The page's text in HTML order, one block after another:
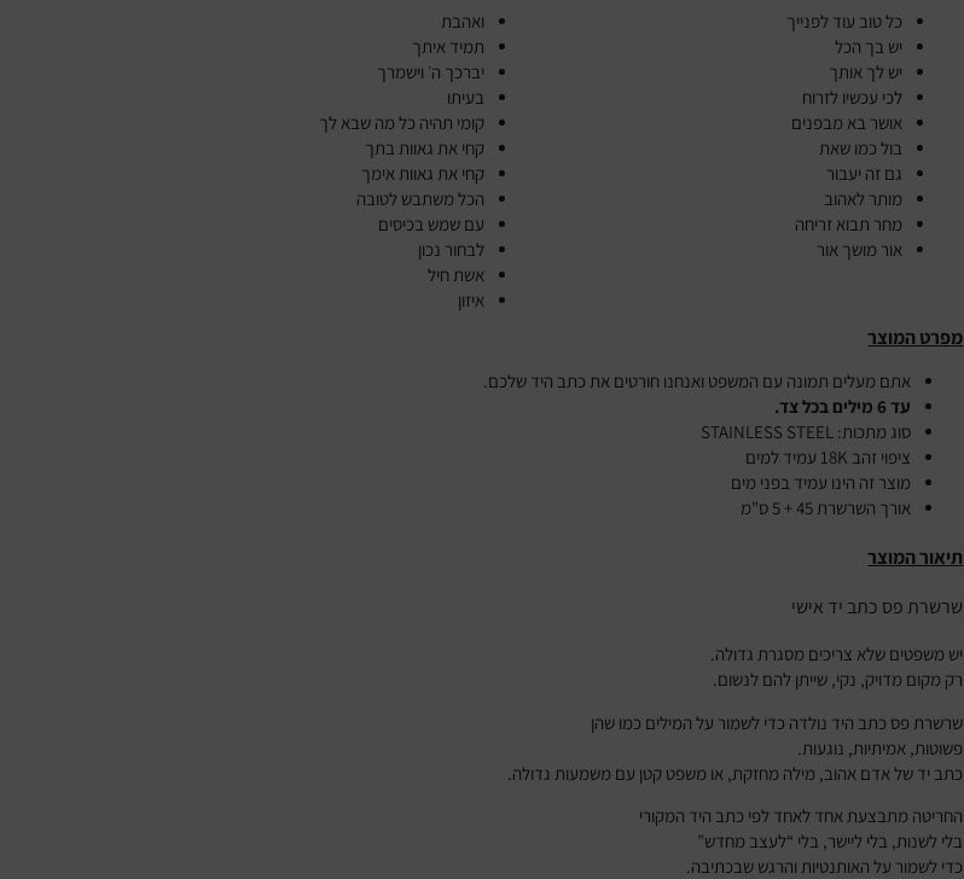
כל טוב עוד לפנייך
יש בך הכל
יש לך אותך
לכי עכשיו לזרוח
אושר בא מבפנים
בול כמו שאת
גם זה יעבור
מותר לאהוב
מחר תבוא זריחה
אור מושך אור
ואהבת
תמיד איתך
יברכך ה׳ וישמרך
בעיתו
קומי תהיה כל מה שבא לך
קחי את גאוות בתך
קחי את גאוות אימך
הכל משתבש לטובה
עם שמש בכיסים
לבחור נכון
אשת חיל
איזון
מפרט המוצר
אתם מעלים תמונה עם המשפט ואנחנו חורטים את כתב היד שלכם.
עד 6 מילים בכל צד.
סוג מתכות: STAINLESS STEEL
ציפוי זהב 18K עמיד למים
מוצר זה הינו עמיד בפני מים
אורך השרשרת 45 + 5 ס"מ
תיאור המוצר
שרשרת פס כתב יד אישי
יש משפטים שלא צריכים מסגרת גדולה.
רק מקום מדויק, נקי, שייתן להם לנשום.
שרשרת פס כתב היד נולדה כדי לשמור על המילים כמו שהן
פשוטות, אמיתיות, נוגעות.
כתב יד של אדם אהוב, מילה מחזקת, או משפט קטן עם משמעות גדולה.
החריטה מתבצעת אחד לאחד לפי כתב היד המקורי
בלי לשנות, בלי ליישר, בלי “לעצב מחדש”
כדי לשמור על האותנטיות והרגש שבכתיבה.